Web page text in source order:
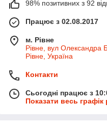
98% позитивних з 92
Працює з 02.08.2017
м. Рівне
Рівне, вул Олександра
Рівне, Україна
Контакти
Сьогодні працює з
Показати весь графік